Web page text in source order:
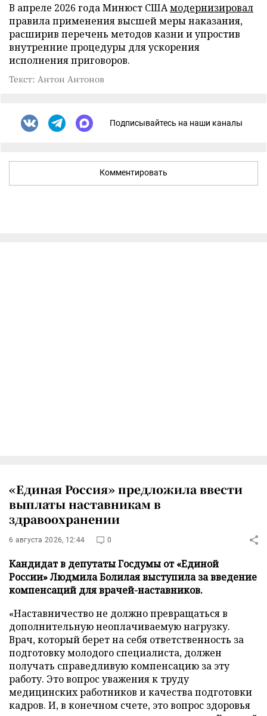
В апреле 2026 года Минюст СШАмодернизировал
правила применения высшей меры наказания,
расширив перечень методов казни и упростив
внутренние процедуры для ускорения
исполнения приговоров.
Текст: Антон Антонов
Подписывайтесь на наши каналы
Комментировать
«Единая Россия» предложила ввести
выплаты наставникам в
здравоохранении
6 августа 2026, 12:44 0
Кандидат в депутаты Госдумы от «Единой
России» Людмила Болилая выступила за введение
компенсаций для врачей-наставников.
«Наставничество не должно превращаться в
дополнительную неоплачиваемую нагрузку.
Врач, который берет на себя ответственность за
подготовку молодого специалиста, должен
получать справедливую компенсацию за эту
работу. Это вопрос уважения к труду
медицинских работников и качества подготовки
кадров. И, в конечном счете, это вопрос здоровья